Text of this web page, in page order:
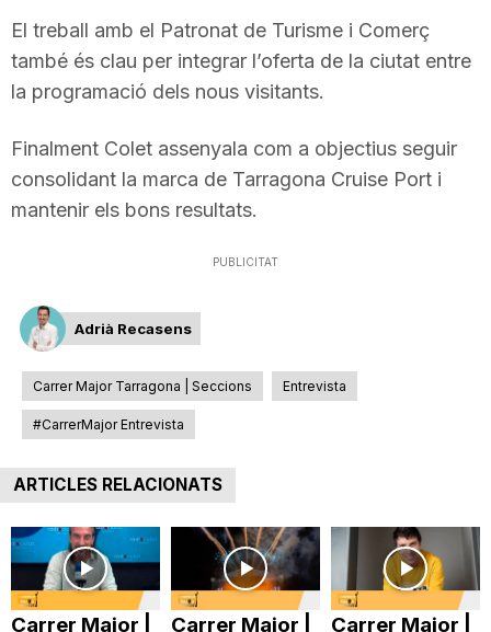
El treball amb el Patronat de Turisme i Comerç
també és clau per integrar l’oferta de la ciutat entre
la programació dels nous visitants.
Finalment Colet assenyala com a objectius seguir
consolidant la marca de Tarragona Cruise Port i
mantenir els bons resultats.
PUBLICITAT
Adrià Recasens
Carrer Major Tarragona | Seccions Entrevista
#CarrerMajor Entrevista
ARTICLES RELACIONATS
Carrer Major | Carrer Major | Carrer Major |